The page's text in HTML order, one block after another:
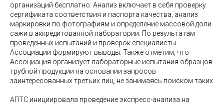
организаций бесплатно. Анализ включает в себя проверку
сертификата соответствия и паспорта качества, анализ
маркировки по фотографиям и определение массовой доли
сажи в аккредитованной лаборатории. По результатам
проведенных испытаний и проверок специалисты
Ассоциации формируют выводы. Также отметим, что
Ассоциация организует лабораторные испытания образцов
трубной продукции на основании запросов
заинтересованных третьих лиц, не занимаясь поиском таких
АПТС инициировала проведение экспресс-анализа на